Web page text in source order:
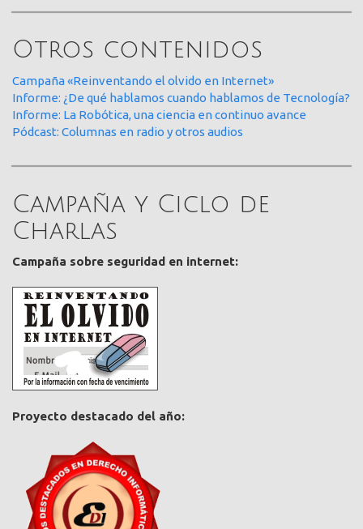
Otros contenidos
Campaña «Reinventando el olvido en Internet»
Informe: ¿De qué hablamos cuando hablamos de Tecnología?
Informe: La Robótica, una ciencia en continuo avance
Pódcast: Columnas en radio y otros audios
Campaña y Ciclo de
Charlas
Campaña sobre seguridad en internet:
Proyecto destacado del año: